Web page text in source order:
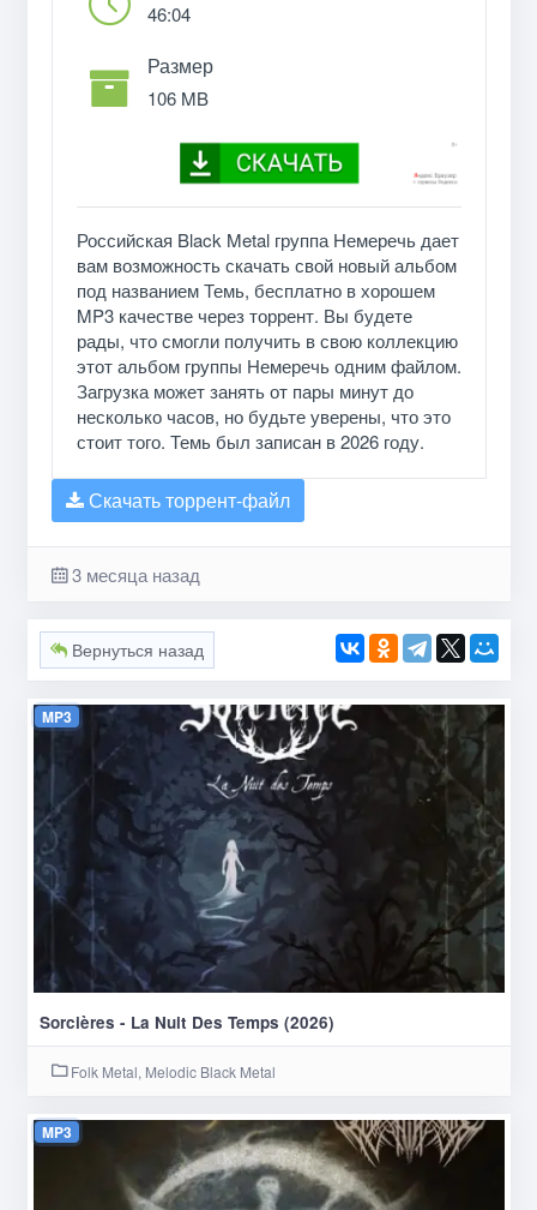
46:04
Размер
106 MB
Российская Black Metal группа Немеречь дает
вам возможность скачать свой новый альбом
под названием Темь, бесплатно в хорошем
MP3 качестве через торрент. Вы будете
рады, что смогли получить в свою коллекцию
этот альбом группы Немеречь одним файлом.
Загрузка может занять от пары минут до
несколько часов, но будьте уверены, что это
стоит того. Темь был записан в 2026 году.
Скачать торрент-файл
3 месяца назад
Вернуться назад
MP3
Sorcières - La Nuit Des Temps (2026)
Folk Metal, Melodic Black Metal
MP3